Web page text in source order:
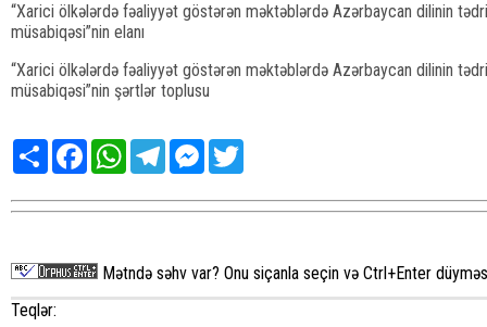
“Xarici ölkələrdə fəaliyyət göstərən məktəblərdə Azərbaycan dilinin
müsabiqəsi”nin elanı
“Xarici ölkələrdə fəaliyyət göstərən məktəblərdə Azərbaycan dilinin
müsabiqəsi”nin şərtlər toplusu
Share FacebookWhatsAppTelegramMessenger
Mətndə səhv var? Onu siçanla seçin və Ctrl+Enter
Teqlər: